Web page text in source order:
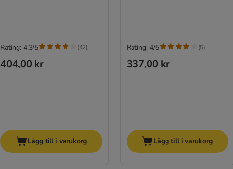
404,00 kr
Rating: 4.3/5 (42)
Lägg till i varukorg
337,00 kr
Rating: 4/5 (5)
Lägg till i varukorg